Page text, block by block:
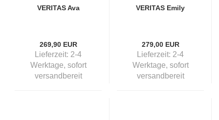
VERITAS Ava
269,90 EUR
Lieferzeit: 2-4
Werktage, sofort
versandbereit
VERITAS Emily
279,00 EUR
Lieferzeit: 2-4
Werktage, sofort
versandbereit